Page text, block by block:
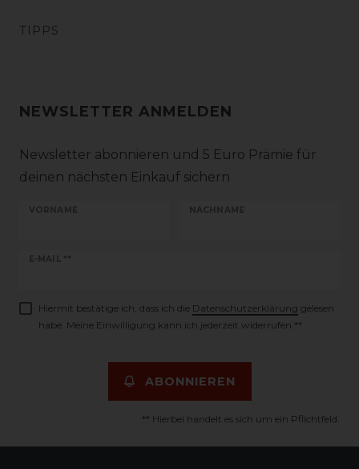
TIPPS
NEWSLETTER ANMELDEN
Newsletter abonnieren und 5 Euro Prämie für
deinen nächsten Einkauf sichern
VORNAME NACHNAME
E-MAIL **
Newsletter
Hiermit bestätige ich, dass ich die Daten­schutz­erklärung gelesen
habe. Meine Einwilligung kann ich jederzeit widerrufen.**
ABONNIEREN
** Hierbei handelt es sich um ein Pflichtfeld.